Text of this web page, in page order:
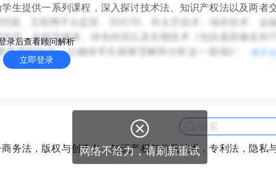
录后查看顾问解析
立即登录
生提供一系列课程，深入探讨技术法、知识产权法以及两者
掘、互联网平台监管、3D打印、外太空技术、纳米技术、金
容、在线流媒体、绿色科技以及生物技术（包括基因修改和
课程内容，以确保学生能够理解和分析这一领域的当代法
域的法律理解和专业技能。学生将学习涵盖国际知识产权法
如果没有法律本科学位，可能需要额外修读一些基础法律课程
。具体的申请流程和要求应咨询香港大学相关部门。
展开
务法，版权与创造力，知识产权与信息技术，专利法，隐私

网络不给力，请刷新重试